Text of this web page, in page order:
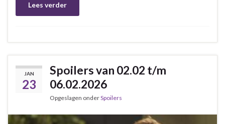
Lees verder
JAN
23
Spoilers van 02.02 t/m
06.02.2026
Opgeslagen onderSpoilers